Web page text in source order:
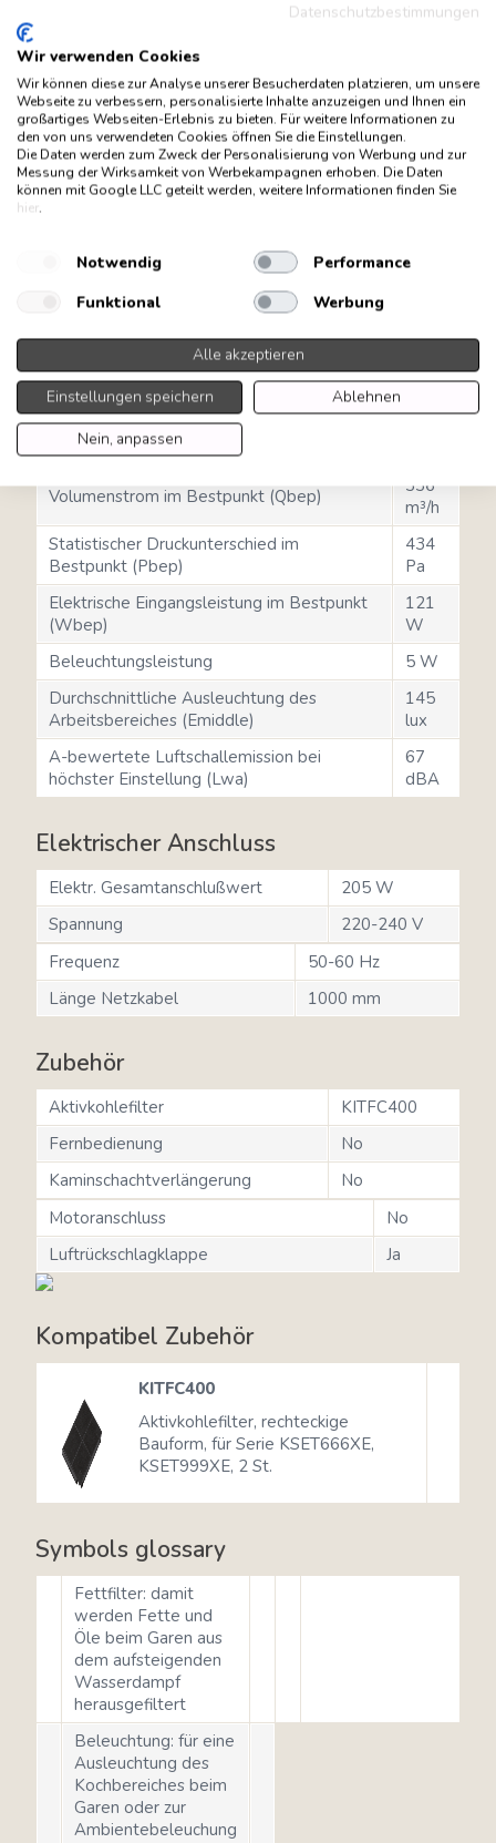
29
Beleuchtungseffizienzklasse (LEhood)
A
Fettabscheidegrad (GFEhood)
66 %
Klasse für den Fettabscheidegrad
(GFEhood)
D
Luftstrom bei maximaler
Geschwindigkeit (Qmax)
647
niedrigster Stufe (SPEmin)
A-bewertete Luftschallemission bei
maximaler Stufe (SPEmax)
67
dBA
Zeitverlängerungsfaktor (f)
Volumenstrom im Bestpunkt (Qbep)
336
m³/h
Statistischer Druckunterschied im
Bestpunkt (Pbep)
434
Pa
Elektrische Eingangsleistung im Bestpunkt
(Wbep)
121
W
Beleuchtungsleistung
5 W
Durchschnittliche Ausleuchtung des
Arbeitsbereiches (Emiddle)
145
lux
A-bewertete Luftschallemission bei
höchster Einstellung (Lwa)
67
dBA
Elektrischer Anschluss
Elektr. Gesamtanschlußwert
205 W
Spannung
220-240 V
Frequenz
50-60 Hz
Länge Netzkabel
1000 mm
Zubehör
Aktivkohlefilter
KITFC400
Fernbedienung
No
Kaminschachtverlängerung
No
Motoranschluss
No
Luftrückschlagklappe
Ja
Kompatibel Zubehör
KITFC400
Aktivkohlefilter, rechteckige
Bauform, für Serie KSET666XE,
KSET999XE, 2 St.
Symbols glossary
Fettfilter: damit
werden Fette und
Öle beim Garen aus
dem aufsteigenden
Wasserdampf
herausgefiltert
Beleuchtung: für eine
Ausleuchtung des
Kochbereiches beim
Garen oder zur
Ambientebeleuchung
Datenschutzbestimmungen
Wir verwenden Cookies
Wir können diese zur Analyse unserer Besucherdaten platzieren, um unsere
Webseite zu verbessern, personalisierte Inhalte anzuzeigen und Ihnen ein
großartiges Webseiten-Erlebnis zu bieten. Für weitere Informationen zu
den von uns verwendeten Cookies öffnen Sie die Einstellungen.
Die Daten werden zum Zweck der Personalisierung von Werbung und zur
Messung der Wirksamkeit von Werbekampagnen erhoben. Die Daten
können mit Google LLC geteilt werden, weitere Informationen finden Sie
hier.
Notwendig
Performance
Funktional
Werbung
Alle akzeptieren
Einstellungen speichern
Ablehnen
Nein, anpassen